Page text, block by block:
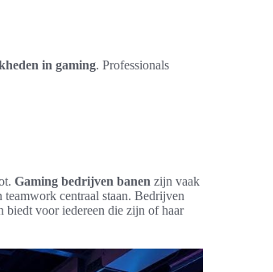
in gaming. Professionals
Gaming bedrijven banen zijn vaak
centraal staan. Bedrijven
biedt voor iedereen die zijn of haar